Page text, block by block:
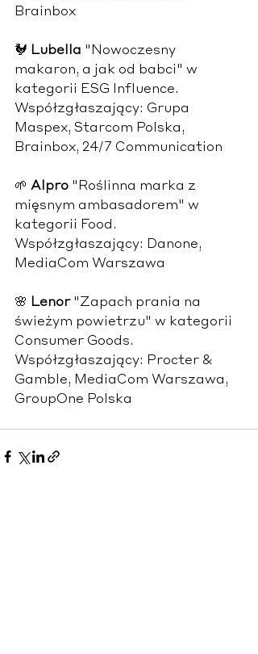
Brainbox
🐓 Lubella "Nowoczesny
makaron, a jak od babci" w
kategorii ESG Influence.
Współzgłaszający: Grupa
Maspex, Starcom Polska,
Brainbox, 24/7 Communication
🌱 Alpro "Roślinna marka z
mięsnym ambasadorem" w
kategorii Food.
Współzgłaszający: Danone,
MediaCom Warszawa
🌸 Lenor "Zapach prania na
świeżym powietrzu" w kategorii
Consumer Goods.
Współzgłaszający: Procter &
Gamble, MediaCom Warszawa,
GroupOne Polska